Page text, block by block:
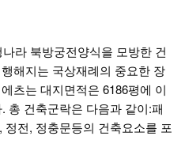
라 북방궁전양식을 모방한 건
해지는 국상재례의 중요한 장
츠는 대지면적은 6186평에 이
총 건축군락은 다음과 같이:패
전, 정충문등의 건축요소를 포